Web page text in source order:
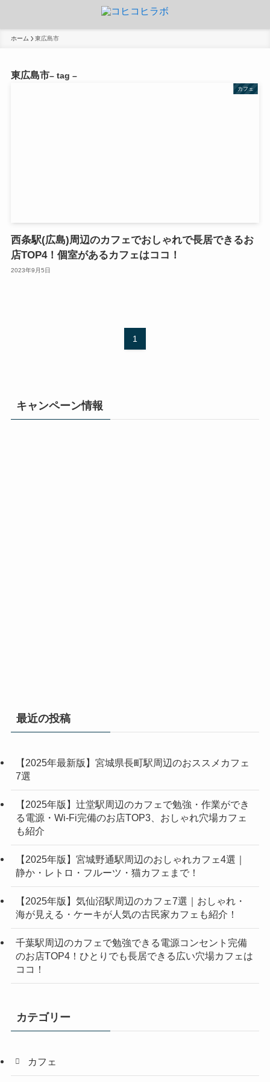
ホーム 東広島市
東広島市– tag –
カフェ
西条駅(広島)周辺のカフェでおしゃれで長居できるお
店TOP4！個室があるカフェはココ！
2023年9月5日
1
キャンペーン情報
最近の投稿
【2025年最新版】宮城県長町駅周辺のおススメカフェ
7選
【2025年版】辻堂駅周辺のカフェで勉強・作業ができ
る電源・Wi-Fi完備のお店TOP3、おしゃれ穴場カフェ
も紹介
【2025年版】宮城野通駅周辺のおしゃれカフェ4選｜
静か・レトロ・フルーツ・猫カフェまで！
【2025年版】気仙沼駅周辺のカフェ7選｜おしゃれ・
海が見える・ケーキが人気の古民家カフェも紹介！
千葉駅周辺のカフェで勉強できる電源コンセント完備
のお店TOP4！ひとりでも長居できる広い穴場カフェは
ココ！
カテゴリー
カフェ